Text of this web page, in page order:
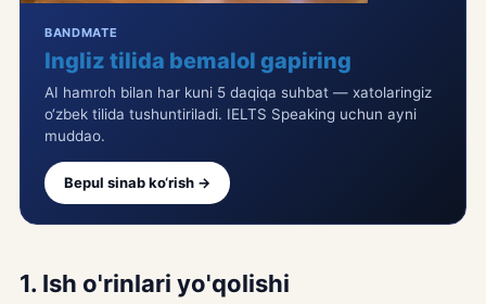
BANDMATE
Ingliz tilida bemalol gapiring
AI hamroh bilan har kuni 5 daqiqa suhbat — xatolaringiz
o‘zbek tilida tushuntiriladi. IELTS Speaking uchun ayni
muddao.
Bepul sinab ko‘rish →
1. Ish o'rinlari yo'qolishi